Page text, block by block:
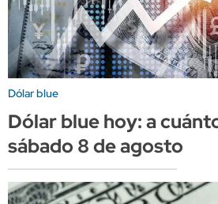
Dólar blue
Dólar blue hoy: a
sábado 8 de agosto